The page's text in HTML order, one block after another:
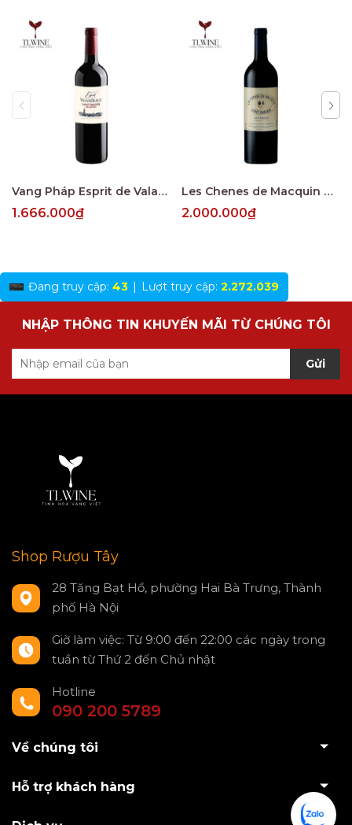
Vang Pháp Esprit de Valandraud Saint Emillion
1.666.000₫
Les Chenes de Macquin Saint-Emilion Grand Cru
2.000.000₫
Đang truy cập: 43 | Lượt truy cập: 2.272.039
NHẬP THÔNG TIN KHUYẾN MÃI TỪ CHÚNG TÔI
Gửi
Shop Rượu Tây
28 Tăng Bạt Hổ, phường Hai Bà Trưng, Thành
phố Hà Nội
Giờ làm việc: Từ 9:00 đến 22:00 các ngày trong
tuần từ Thứ 2 đến Chủ nhật
Hotline
090 200 5789
Về chúng tôi
Hỗ trợ khách hàng